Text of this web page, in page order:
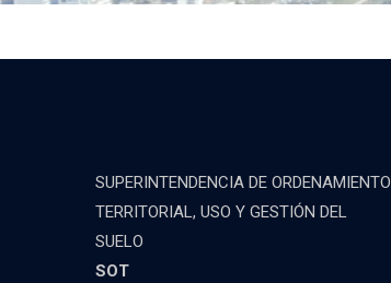
SUPERINTENDENCIA DE ORDENAMIENTO
TERRITORIAL, USO Y GESTIÓN DEL
SUELO
SOT